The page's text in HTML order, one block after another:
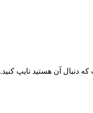
دنبال آن هستید تایپ کنید.